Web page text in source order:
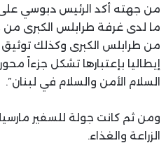
من جهته أكد الرئيس دبوسي على
ما لدى غرفة طرابلس الكبرى من
من طرابلس الكبرى وكذلك
إيطاليا بإعتبارها تشكل جزءاً
السلام الأمن والسلام في لبنان”.
ومن ثم كانت جولة للسفير
الزراعة والغذاء.